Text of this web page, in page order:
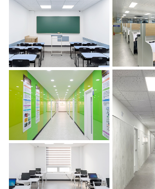
9층 독서
7층 강의실
7층 로비